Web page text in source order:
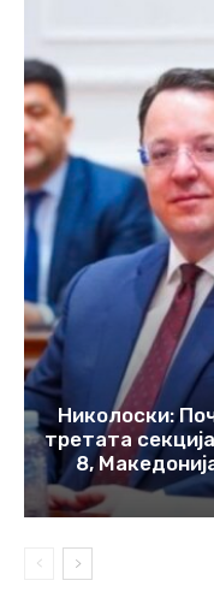
Николоски:
третата
8,